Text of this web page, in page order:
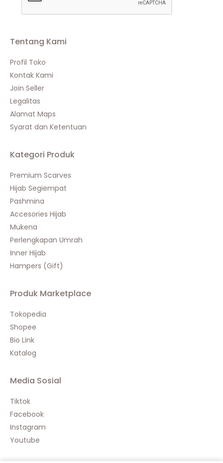
Tentang Kami
Profil Toko
Kontak Kami
Join Seller
Legalitas
Alamat Maps
Syarat dan Ketentuan
Kategori Produk
Premium Scarves
Hijab Segiempat
Pashmina
Accesories Hijab
Mukena
Perlengkapan Umrah
Inner Hijab
Hampers (Gift)
Produk Marketplace
Tokopedia
Shopee
Bio Link
Katalog
Media Sosial
Tiktok
Facebook
Instagram
Youtube